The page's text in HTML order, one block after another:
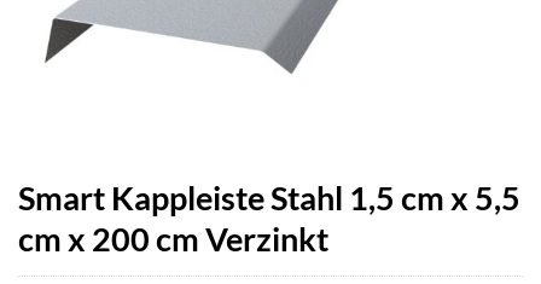
Smart Kappleiste Stahl 1,5 cm x 5,5
cm x 200 cm Verzinkt